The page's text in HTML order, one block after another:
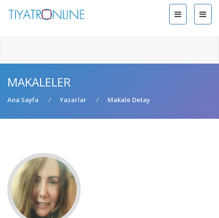
MAKALELER
Ana Sayfa Yazarlar Makale Detay